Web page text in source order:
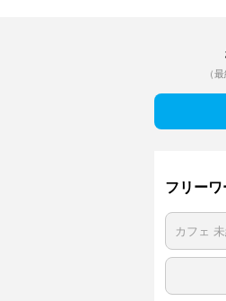
（
フリーワ